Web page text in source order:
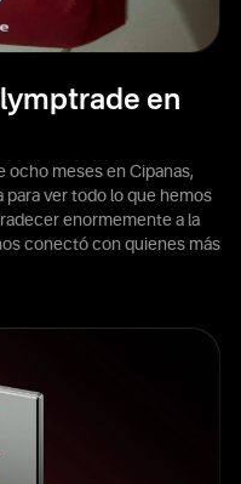
en
meses en Cipanas,
para ver todo lo que hemos
enormemente a la
conectó con quienes más